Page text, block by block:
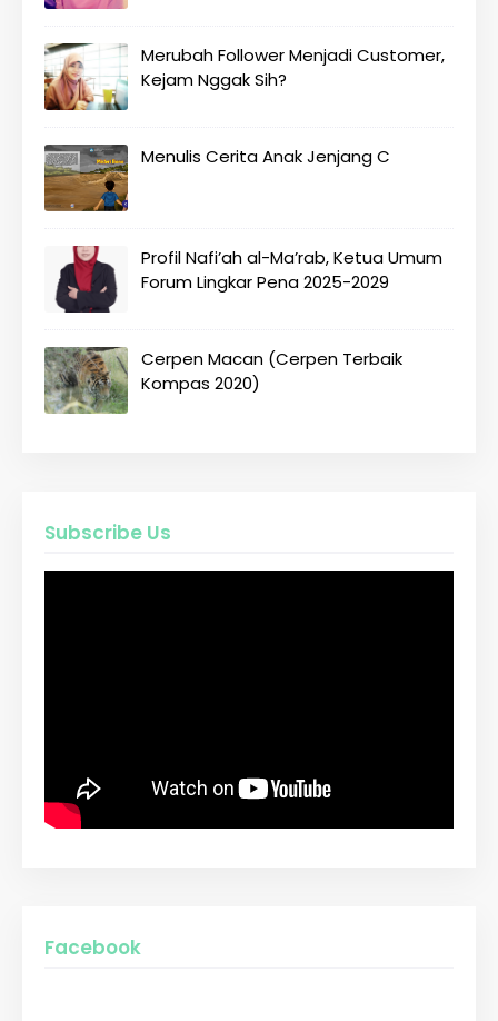
Merubah Follower Menjadi Customer,
Kejam Nggak Sih?
Menulis Cerita Anak Jenjang C
Profil Nafi’ah al-Ma’rab, Ketua Umum
Forum Lingkar Pena 2025-2029
Cerpen Macan (Cerpen Terbaik
Kompas 2020)
Subscribe Us
Facebook